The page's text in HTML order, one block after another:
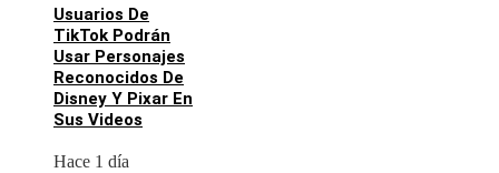
Usuarios De
TikTok Podrán
Usar Personajes
Reconocidos De
Disney Y Pixar En
Sus Videos
Hace 1 día